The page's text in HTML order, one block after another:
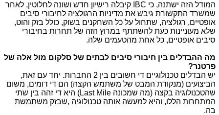
המודל הזה ישתנה, כי IBC קיבלה רישיון חדש ושונה לחלוטין, לאחר
שמשרד התקשורת גיבש את מדיניות הרגולציה לחיבורי סיבים
אופטיים, רגולציה, שתחול על כל השחקנים בשוק, כולל בזק והוט,
שלא מעוניינות כעת להשתתף במרוץ הזה של תחרות בחיבורי
סיבים אופטיים, כל אחת מהטעמים שלה.
מה ההבדלים בין חיבורי סיבים לבתים של סלקום מול אלה של
פרטנר?
יש הבדלים טכנולוגיים די חשובים בין 2 החברות. יחד עם זאת,
הביצועים (מנקודת המבט של משתמש הקצה) הם די דומים, משום
שהטכנולוגיה בקצה (מה שמכונה Last Mile) היא די זהה בין שתי
המתחרות הללו, והיא למעשה אותה טכנולוגיה ,שבזק משתמשת
בה.